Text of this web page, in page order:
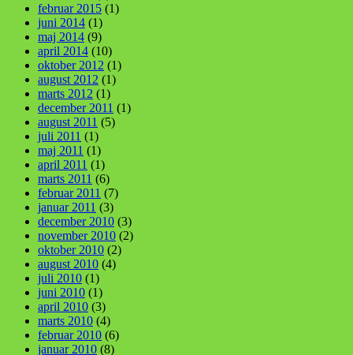
februar 2015 (1)
juni 2014 (1)
maj 2014 (9)
april 2014 (10)
oktober 2012 (1)
august 2012 (1)
marts 2012 (1)
december 2011 (1)
august 2011 (5)
juli 2011 (1)
maj 2011 (1)
april 2011 (1)
marts 2011 (6)
februar 2011 (7)
januar 2011 (3)
december 2010 (3)
november 2010 (2)
oktober 2010 (2)
august 2010 (4)
juli 2010 (1)
juni 2010 (1)
april 2010 (3)
marts 2010 (4)
februar 2010 (6)
januar 2010 (8)